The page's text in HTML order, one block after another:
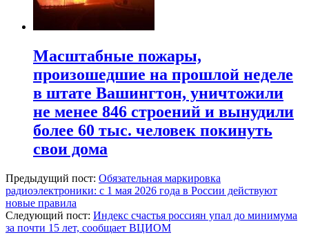
Масштабные пожары,
произошедшие на прошлой неделе
в штате Вашингтон, уничтожили
не менее 846 строений и вынудили
более 60 тыс. человек покинуть
свои дома
Предыдущий пост: Обязательная маркировка
радиоэлектроники: с 1 мая 2026 года в России действуют
новые правила
Следующий пост: Индекс счастья россиян упал до минимума
за почти 15 лет, сообщает ВЦИОМ